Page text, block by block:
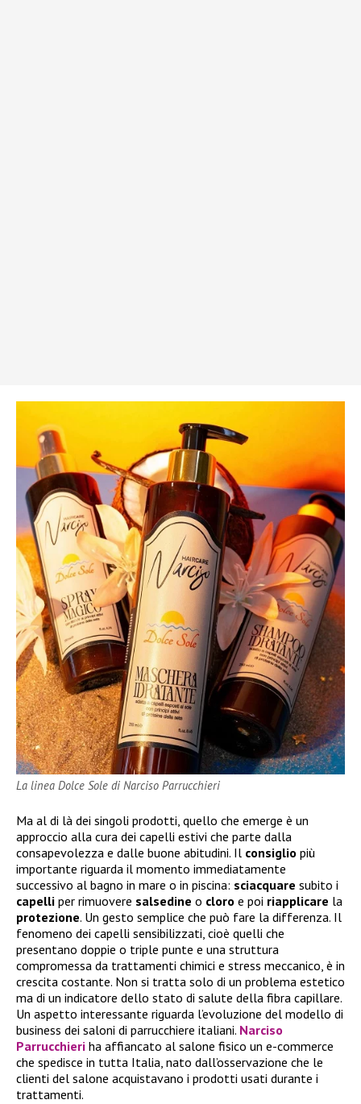
La linea Dolce Sole di Narciso Parrucchieri
Ma al di là dei singoli prodotti, quello che emerge è un
approccio alla cura dei capelli estivi che parte dalla
consapevolezza e dalle buone abitudini. Il consiglio più
importante riguarda il momento immediatamente
successivo al bagno in mare o in piscina: sciacquare subito i
capelli per rimuovere salsedine o cloro e poi riapplicare la
protezione. Un gesto semplice che può fare la differenza. Il
fenomeno dei capelli sensibilizzati, cioè quelli che
presentano doppie o triple punte e una struttura
compromessa da trattamenti chimici e stress meccanico, è in
crescita costante. Non si tratta solo di un problema estetico
ma di un indicatore dello stato di salute della fibra capillare.
Un aspetto interessante riguarda l’evoluzione del modello di
business dei saloni di parrucchiere italiani. Narciso
Parrucchieri ha affiancato al salone fisico un e-commerce
che spedisce in tutta Italia, nato dall’osservazione che le
clienti del salone acquistavano i prodotti usati durante i
trattamenti.